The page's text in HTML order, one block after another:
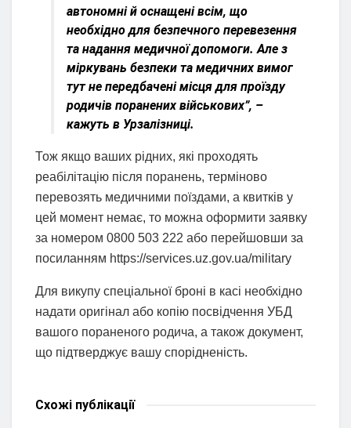
автономні й оснащені всім, що
необхідно для безпечного перевезення
та надання медичної допомоги. Але з
міркувань безпеки та медичних вимог
тут не передбачені місця для проїзду
родичів поранених військових”, –
кажуть в Урзалізниці.
Тож якщо ваших рідних, які проходять
реабілітацію після поранень, терміново
перевозять медичними поїздами, а квитків у
цей момент немає, то можна оформити заявку
за номером 0800 503 222 або перейшовши за
посиланням https://services.uz.gov.ua/military
Для викупу спеціальної броні в касі необхідно
надати оригінал або копію посвідчення УБД
вашого пораненого родича, а також документ,
що підтверджує вашу спорідненість.
Схожі публікації